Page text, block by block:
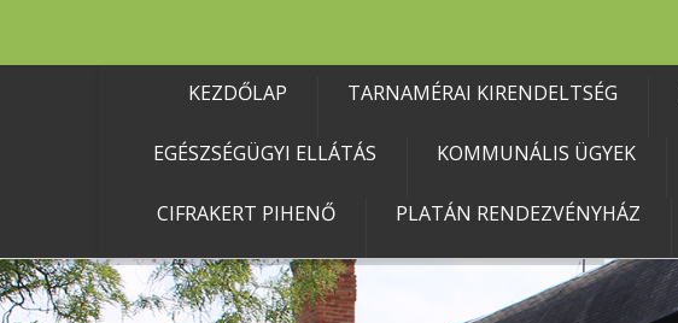
KEZDŐLAP TARNAMÉRAI KIRENDELTSÉG
EGÉSZSÉGÜGYI ELLÁTÁS KOMMUNÁLIS ÜGYEK
CIFRAKERT PIHENŐ PLATÁN RENDEZVÉNYHÁZ